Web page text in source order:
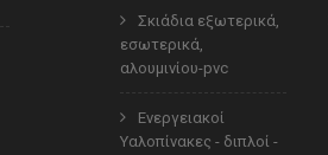
Σκιάδια εξωτερικά,
εσωτερικά,
αλουμινίου-pvc
Ενεργειακοί
Υαλοπίνακες - διπλοί -